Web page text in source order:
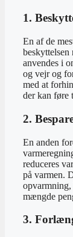
1.
En af de
anvendes i
og vejr og
med at
der kan føre
2.
En anden
reduceres
på varmen.
mængde
3.